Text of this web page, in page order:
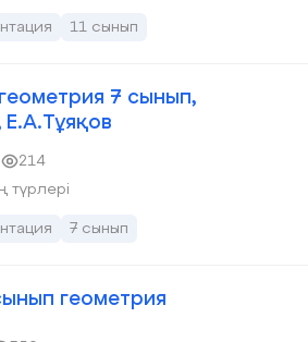
11 сынып
7 сынып,
214
түрлері
7 сынып
геометрия